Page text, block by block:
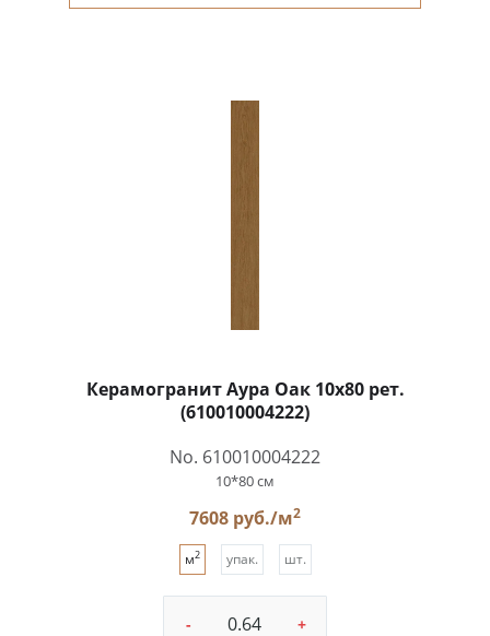
Керамогранит Аура Оак 10x80 рет.
(610010004222)
No. 610010004222
10*80 см
7608 руб./м2
м2 упак. шт.
- +